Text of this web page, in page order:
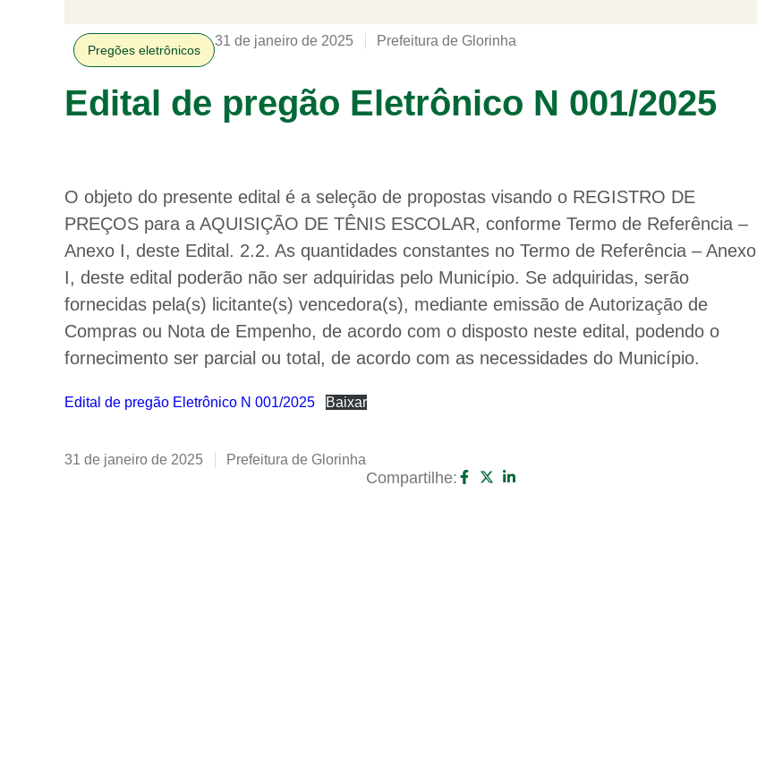
Pregões eletrônicos
31 de janeiro de 2025 Prefeitura de Glorinha
Edital de pregão Eletrônico N 001/2025
O objeto do presente edital é a seleção de propostas visando o REGISTRO DE
PREÇOS para a AQUISIÇÃO DE TÊNIS ESCOLAR, conforme Termo de Referência –
Anexo I, deste Edital. 2.2. As quantidades constantes no Termo de Referência – Anexo
I, deste edital poderão não ser adquiridas pelo Município. Se adquiridas, serão
fornecidas pela(s) licitante(s) vencedora(s), mediante emissão de Autorização de
Compras ou Nota de Empenho, de acordo com o disposto neste edital, podendo o
fornecimento ser parcial ou total, de acordo com as necessidades do Município.
Edital de pregão Eletrônico N 001/2025 Baixar
31 de janeiro de 2025 Prefeitura de Glorinha
Compartilhe: